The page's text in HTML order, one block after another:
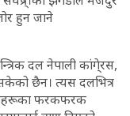
हुन जाने
दल नेपाली कांगे्रस,
छैन। त्यस दलभित्र
फरकफरक